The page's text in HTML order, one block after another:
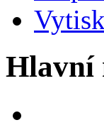
Hlavní